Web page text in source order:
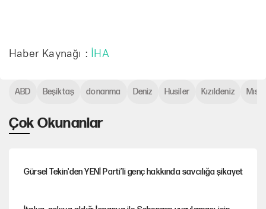
Haber Kaynağı : İHA
Çok Okunanlar
Gürsel Tekin'den YENİ Parti’li genç hakkında savcılığa şikayet
ABD Beşiktaş donanma Deniz Husiler Kızıldeniz Mısır